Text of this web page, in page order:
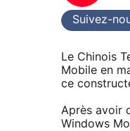
Suivez-
Le Chinois
Mobile en
ce
Après avoir
Windows